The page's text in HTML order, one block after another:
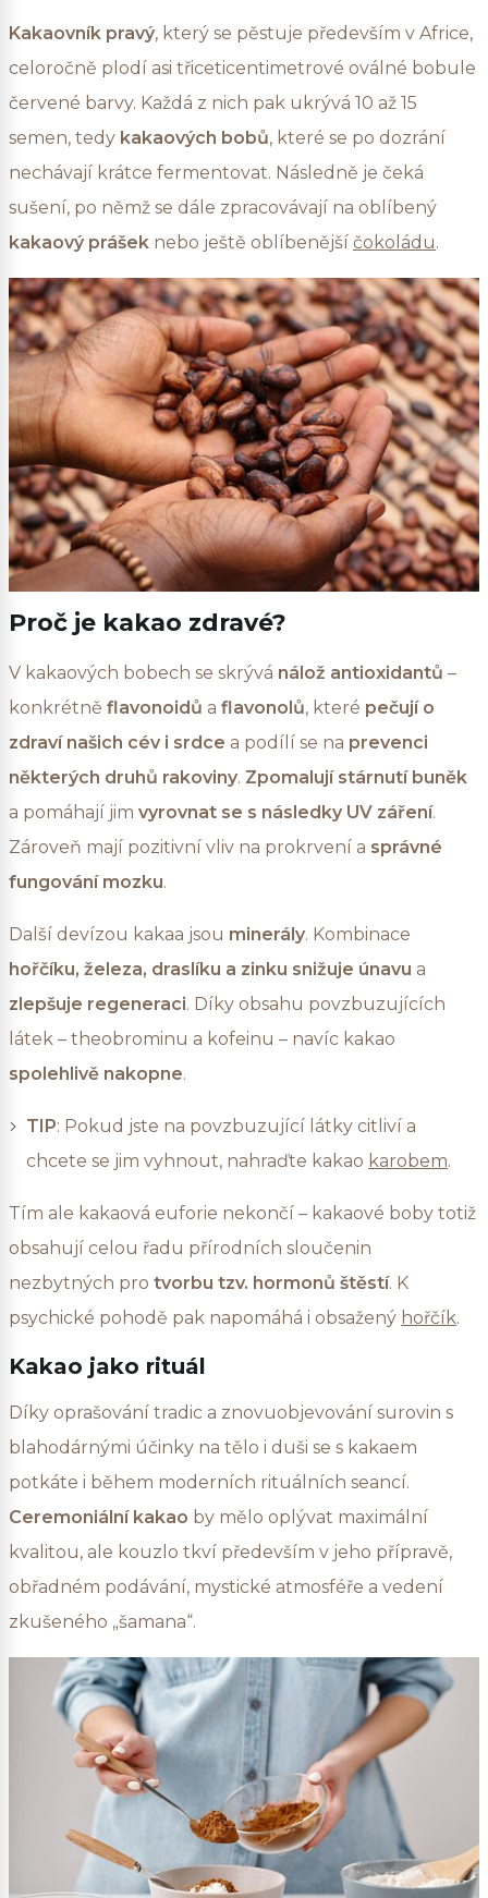
Kakaovník pravý, který se pěstuje především v Africe,
celoročně plodí asi třiceticentimetrové oválné bobule
červené barvy. Každá z nich pak ukrývá 10 až 15
semen, tedy kakaových bobů, které se po dozrání
nechávají krátce fermentovat. Následně je čeká
sušení, po němž se dále zpracovávají na oblíbený
kakaový prášek nebo ještě oblíbenější čokoládu.
Proč je kakao zdravé?
V kakaových bobech se skrývá nálož antioxidantů –
konkrétně flavonoidů a flavonolů, které pečují o
zdraví našich cév i srdce a podílí se na prevenci
některých druhů rakoviny. Zpomalují stárnutí buněk
a pomáhají jim vyrovnat se s následky UV záření.
Zároveň mají pozitivní vliv na prokrvení a správné
fungování mozku.
Další devízou kakaa jsou minerály. Kombinace
hořčíku, železa, draslíku a zinku snižuje únavu a
zlepšuje regeneraci. Díky obsahu povzbuzujících
látek – theobrominu a kofeinu – navíc kakao
spolehlivě nakopne.
TIP: Pokud jste na povzbuzující látky citliví a
chcete se jim vyhnout, nahraďte kakao karobem.
Tím ale kakaová euforie nekončí – kakaové boby totiž
obsahují celou řadu přírodních sloučenin
nezbytných pro tvorbu tzv. hormonů štěstí. K
psychické pohodě pak napomáhá i obsažený hořčík.
Kakao jako rituál
Díky oprašování tradic a znovuobjevování surovin s
blahodárnými účinky na tělo i duši se s kakaem
potkáte i během moderních rituálních seancí.
Ceremoniální kakao by mělo oplývat maximální
kvalitou, ale kouzlo tkví především v jeho přípravě,
obřadném podávání, mystické atmosféře a vedení
zkušeného „šamana“.